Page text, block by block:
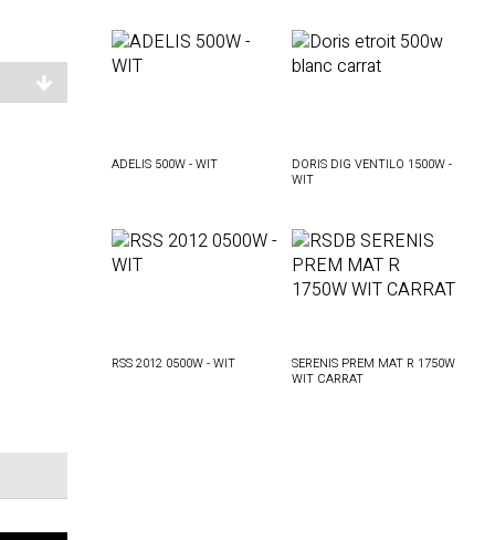
ADELIS 500W - WIT
DORIS DIG VENTILO 1500W -
WIT
RSS 2012 0500W - WIT
SERENIS PREM MAT R 1750W
WIT CARRAT